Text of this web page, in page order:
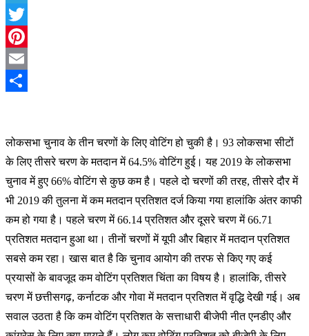
Telegram
Twitter
Pinterest
Email
लोकसभा चुनाव के तीन चरणों के लिए वोटिंग हो चुकी है। 93 लोकसभा सीटों
के लिए तीसरे चरण के मतदान में 64.5% वोटिंग हुई। यह 2019 के लोकसभा
चुनाव में हुए 66% वोटिंग से कुछ कम है। पहले दो चरणों की तरह, तीसरे दौर में
भी 2019 की तुलना में कम मतदान प्रतिशत दर्ज किया गया हालांकि अंतर काफी
कम हो गया है। पहले चरण में 66.14 प्रतिशत और दूसरे चरण में 66.71
प्रतिशत मतदान हुआ था। तीनों चरणों में यूपी और बिहार में मतदान प्रतिशत
सबसे कम रहा। खास बात है कि चुनाव आयोग की तरफ से किए गए कई
प्रयासों के बावजूद कम वोटिंग प्रतिशत चिंता का विषय है। हालांकि, तीसरे
चरण में छत्तीसगढ़, कर्नाटक और गोवा में मतदान प्रतिशत में वृद्धि देखी गई। अब
सवाल उठता है कि कम वोटिंग प्रतिशत के सत्ताधारी बीजेपी नीत एनडीए और